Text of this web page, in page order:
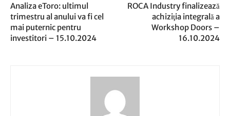
Analiza eToro: ultimul
trimestru al anului va fi cel
mai puternic pentru
investitori – 15.10.2024
ROCA Industry finalizează
achiziţia integrală a
Workshop Doors –
16.10.2024